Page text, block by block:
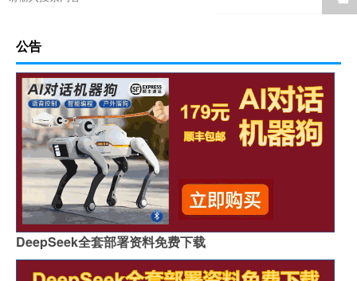
公告
DeepSeek全套部署资料免费下载